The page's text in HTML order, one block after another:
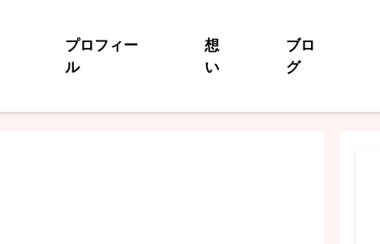
プロフィー
ル
想
い
ブロ
グ